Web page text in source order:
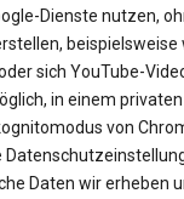
Dienste nutzen,
beispielsweise
sich YouTube-
in einem
von
Daten wir erheben